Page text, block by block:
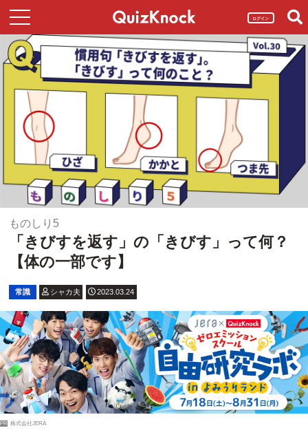
ログイン
ものしり5
「きびすを返す」の「きびす」って何？
【体の一部です】
常識 シャカ夫 2023.03.24
PR 株式会社JERA